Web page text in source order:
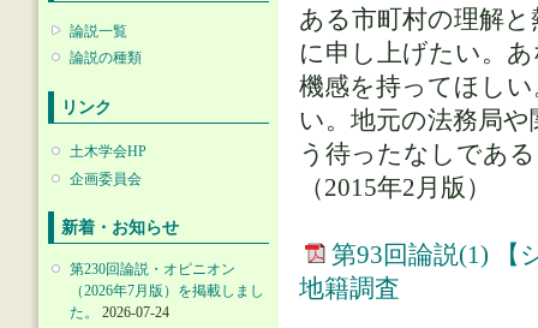
論説一覧
論説の種類
リンク
土木学会HP
企画委員会
新着・お知らせ
第230回論説・オピニオン
（2026年7月版）を掲載しまし
た。
2026-07-24
ある市町村の理解
に申し上げたい。
機感を持ってほし
い。地元の法務局
う待ったなしであ
（2015年2月版）
第93回論説(1) 【
地籍調査